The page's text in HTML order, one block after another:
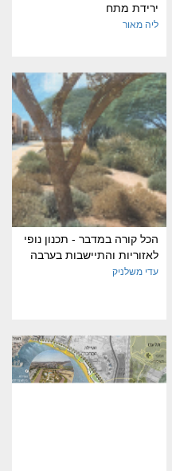
ירידת מתח
ליה מאור
הכל קורה במדבר - תכנון נופי
לאזוריות והתיישבות בערבה
עדי משלניק